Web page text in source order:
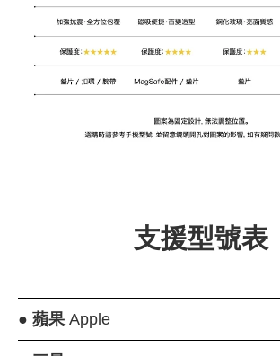
支援型號表
● 蘋果Apple